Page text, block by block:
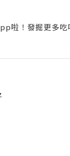
啦！發掘更多吃